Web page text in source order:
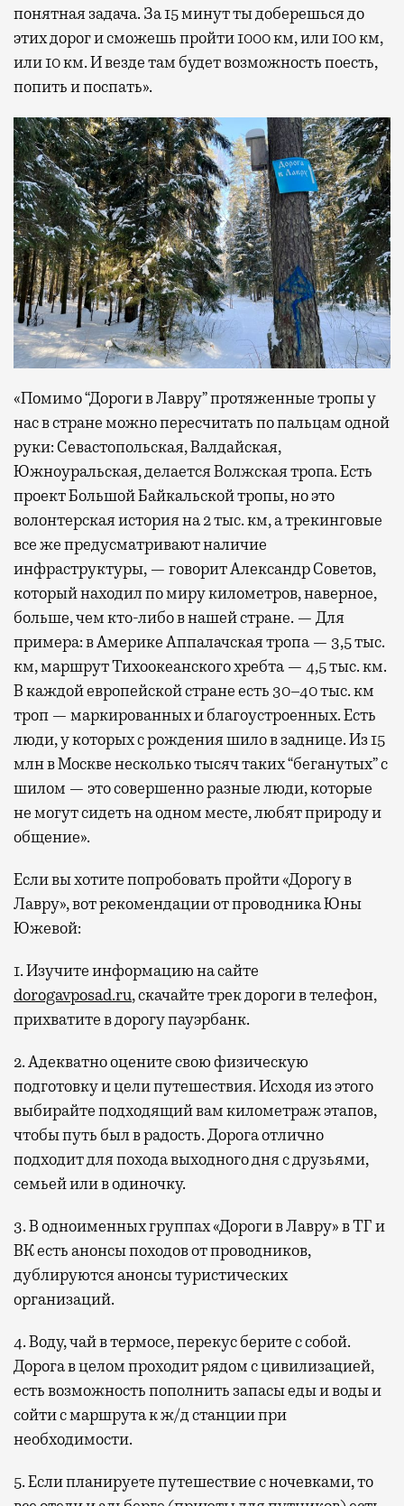
понятная задача. За 15 минут ты доберешься до
этих дорог и сможешь пройти 1000 км, или 100 км,
или 10 км. И везде там будет возможность поесть,
попить и поспать».
«Помимо “Дороги в Лавру” протяженные тропы у
нас в стране можно пересчитать по пальцам одной
руки: Севастопольская, Валдайская,
Южноуральская, делается Волжская тропа. Есть
проект Большой Байкальской тропы, но это
волонтерская история на 2 тыс. км, а трекинговые
все же предусматривают наличие
инфраструктуры, — говорит Александр Советов,
который находил по миру километров, наверное,
больше, чем кто-либо в нашей стране. — Для
примера: в Америке Аппалачская тропа — 3,5 тыс.
км, маршрут Тихоокеанского хребта — 4,5 тыс. км.
В каждой европейской стране есть 30–40 тыс. км
троп — маркированных и благоустроенных. Есть
люди, у которых с рождения шило в заднице. Из 15
млн в Москве несколько тысяч таких “беганутых” с
шилом — это совершенно разные люди, которые
не могут сидеть на одном месте, любят природу и
общение».
Если вы хотите попробовать пройти «Дорогу в
Лавру», вот рекомендации от проводника Юны
Южевой:
1. Изучите информацию на сайте
dorogavposad.ru, скачайте трек дороги в телефон,
прихватите в дорогу пауэрбанк.
2. Адекватно оцените свою физическую
подготовку и цели путешествия. Исходя из этого
выбирайте подходящий вам километраж этапов,
чтобы путь был в радость. Дорога отлично
подходит для похода выходного дня с друзьями,
семьей или в одиночку.
3. В одноименных группах «Дороги в Лавру» в ТГ и
ВК есть анонсы походов от проводников,
дублируются анонсы туристических
организаций.
4. Воду, чай в термосе, перекус берите с собой.
Дорога в целом проходит рядом с цивилизацией,
есть возможность пополнить запасы еды и воды и
сойти с маршрута к ж/д станции при
необходимости.
5. Если планируете путешествие с ночевками, то